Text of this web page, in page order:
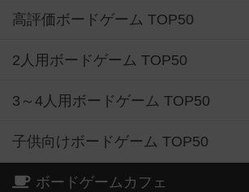
高評価ボードゲーム TOP50
2人用ボードゲーム TOP50
3～4人用ボードゲーム TOP50
子供向けボードゲーム TOP50
ボードゲームカフェ